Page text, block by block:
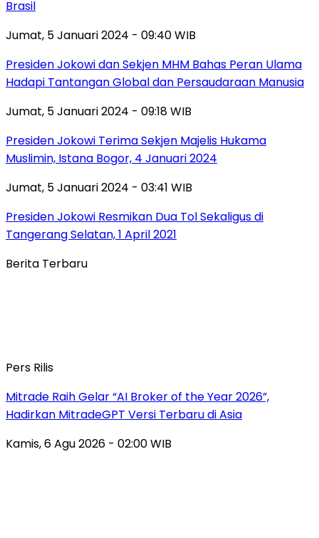
Brasil
Jumat, 5 Januari 2024 - 09:40 WIB
Presiden Jokowi dan Sekjen MHM Bahas Peran Ulama
Hadapi Tantangan Global dan Persaudaraan Manusia
Jumat, 5 Januari 2024 - 09:18 WIB
Presiden Jokowi Terima Sekjen Majelis Hukama
Muslimin, Istana Bogor, 4 Januari 2024
Jumat, 5 Januari 2024 - 03:41 WIB
Presiden Jokowi Resmikan Dua Tol Sekaligus di
Tangerang Selatan, 1 April 2021
Berita Terbaru
Pers Rilis
Mitrade Raih Gelar “AI Broker of the Year 2026”,
Hadirkan MitradeGPT Versi Terbaru di Asia
Kamis, 6 Agu 2026 - 02:00 WIB